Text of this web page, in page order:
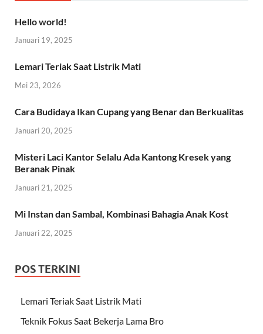
Hello world!
Januari 19, 2025
Lemari Teriak Saat Listrik Mati
Mei 23, 2026
Cara Budidaya Ikan Cupang yang Benar dan Berkualitas
Januari 20, 2025
Misteri Laci Kantor Selalu Ada Kantong Kresek yang
Beranak Pinak
Januari 21, 2025
Mi Instan dan Sambal, Kombinasi Bahagia Anak Kost
Januari 22, 2025
POS TERKINI
Lemari Teriak Saat Listrik Mati
Teknik Fokus Saat Bekerja Lama Bro